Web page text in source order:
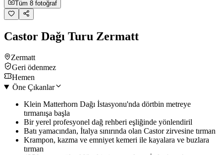
Tüm 8 fotoğraf
Castor Dağı Turu Zermatt
Zermatt
Geri ödenmez
Hemen
Öne Çıkanlar
Klein Matterhorn Dağı İstasyonu'nda dörtbin metreye
tırmanışa başla
Bir yerel profesyonel dağ rehberi eşliğinde yönlendiril
Batı yamacından, İtalya sınırında olan Castor zirvesine tırman
Krampon, kazma ve emniyet kemeri ile kayalara ve buzlara
tırman